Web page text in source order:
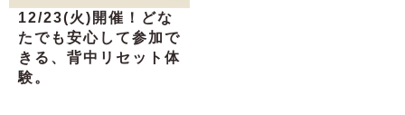
12/23(火)開催！どな
たでも安心して参加で
きる、背中リセット体
験。